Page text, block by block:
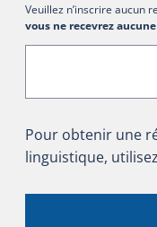
Veuillez n’inscrire aucun
vous ne recevrez
Pour obtenir une
linguistique,